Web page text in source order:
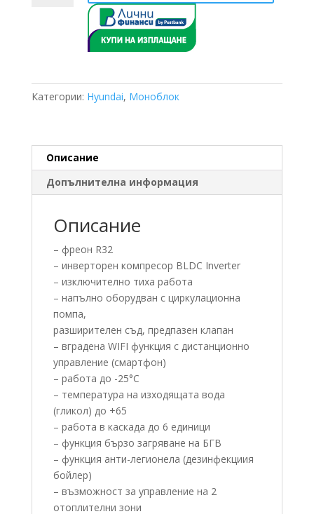
V10W/D2N8-
Категории: Hyundai, Моноблок
Описание
Допълнителна информация
Описание
– фреон R32
– инверторен компресор BLDC Inverter
– изключително тиха работа
– напълно оборудван с циркулационна
помпа,
разширителен съд, предпазен клапан
– вградена WIFI функция с дистанционно
управление (смартфон)
– работа до -25°C
– температура на изходящата вода
(гликол) до +65
– работа в каскада до 6 единици
– функция бързо загряване на БГВ
– функция анти-легионела (дезинфекциия
бойлер)
– възможност за управление на 2
отоплителни зони